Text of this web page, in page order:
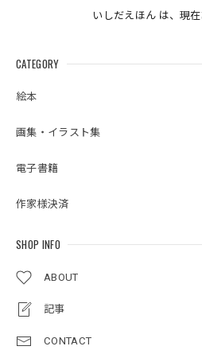
CATEGORY
絵本
画集・イラスト集
電子書籍
作家様決済
SHOP INFO
ABOUT
記事
CONTACT
いしだえほん は、現在